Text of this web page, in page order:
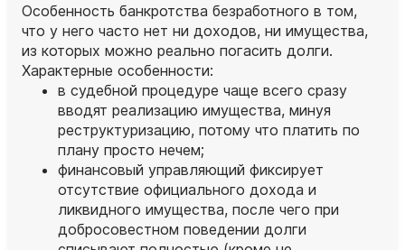
Особенность банкротства безработного в том,
что у него часто нет ни доходов, ни имущества,
из которых можно реально погасить долги.
Характерные особенности:
в судебной процедуре чаще всего сразу
вводят реализацию имущества, минуя
реструктуризацию, потому что платить по
плану просто нечем;
финансовый управляющий фиксирует
отсутствие официального дохода и
ликвидного имущества, после чего при
добросовестном поведении долги